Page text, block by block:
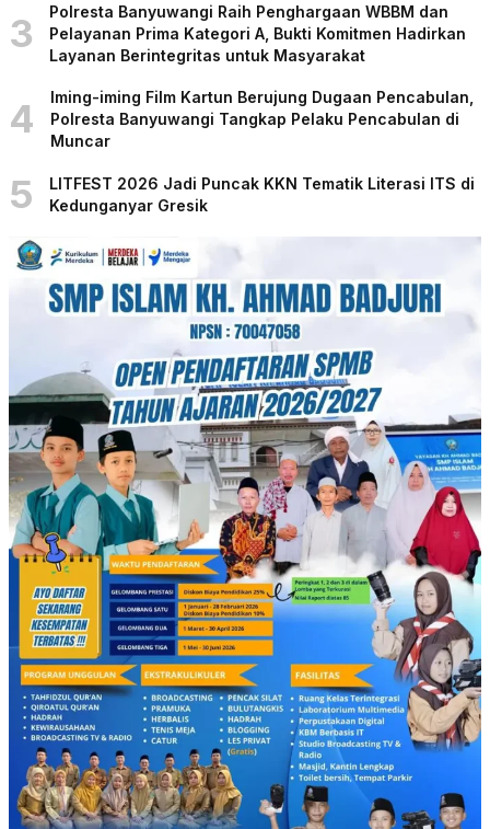
3
Polresta Banyuwangi Raih Penghargaan WBBM dan
Pelayanan Prima Kategori A, Bukti Komitmen Hadirkan
Layanan Berintegritas untuk Masyarakat
4
Iming-iming Film Kartun Berujung Dugaan Pencabulan,
Polresta Banyuwangi Tangkap Pelaku Pencabulan di
Muncar
5
LITFEST 2026 Jadi Puncak KKN Tematik Literasi ITS di
Kedunganyar Gresik